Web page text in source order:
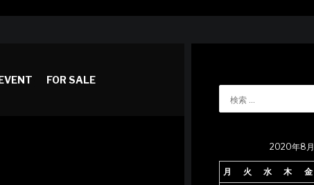
FOR SALE
2020年8月
月 火 水 木 金